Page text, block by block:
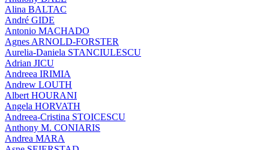
Alina BALTAC
André GIDE
Antonio MACHADO
Agnes ARNOLD-FORSTER
Aurelia-Daniela STANCIULESCU
Adrian JICU
Andreea IRIMIA
Andrew LOUTH
Albert HOURANI
Angela HORVATH
Andreea-Cristina STOICESCU
Anthony M. CONIARIS
Andrea MARA